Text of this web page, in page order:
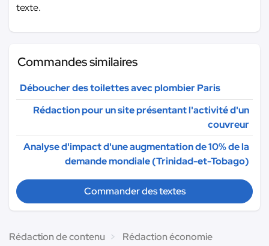
texte.
Commandes similaires
Déboucher des toilettes avec plombier Paris
Rédaction pour un site présentant l'activité d'un
couvreur
Analyse d'impact d'une augmentation de 10% de la
demande mondiale (Trinidad-et-Tobago)
Commander des textes
Rédaction de contenu
Rédaction économie